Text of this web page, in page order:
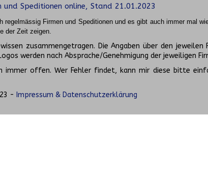
und Speditionen online, Stand 21.01.2023
Firmen und Speditionen und es gibt auch immer mal
der Zeit zeigen.
zusammengetragen. Die Angaben über den
werden nach Absprache/Genehmigung der jeweiligen
immer offen. Wer Fehler findet, kann mir diese bitte
- Impressum & Datenschutzerklärung